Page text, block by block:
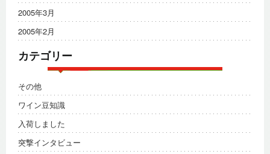
2005年3月
2005年2月
カテゴリー
その他
ワイン豆知識
入荷しました
突撃インタビュー